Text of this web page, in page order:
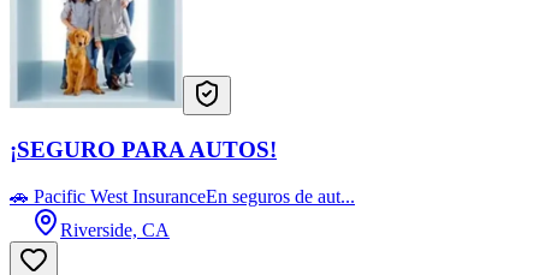
¡SEGURO PARA AUTOS!
🚗 Pacific West InsuranceEn seguros de aut...
Riverside, CA